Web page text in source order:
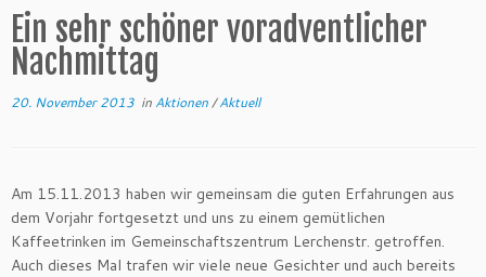
Ein sehr schöner voradventlicher
Nachmittag
20. November 2013 in Aktionen/Aktuell
Am 15.11.2013 haben wir gemeinsam die guten Erfahrungen aus
dem Vorjahr fortgesetzt und uns zu einem gemütlichen
Kaffeetrinken im Gemeinschaftszentrum Lerchenstr. getroffen.
Auch dieses Mal trafen wir viele neue Gesichter und auch bereits